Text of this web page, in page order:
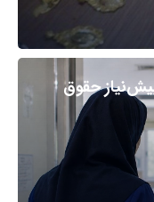
حقوق